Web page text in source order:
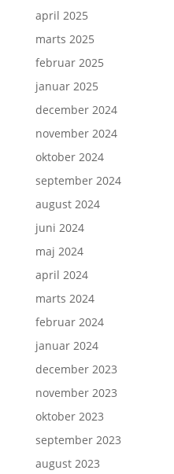
april 2025
marts 2025
februar 2025
januar 2025
december 2024
november 2024
oktober 2024
september 2024
august 2024
juni 2024
maj 2024
april 2024
marts 2024
februar 2024
januar 2024
december 2023
november 2023
oktober 2023
september 2023
august 2023